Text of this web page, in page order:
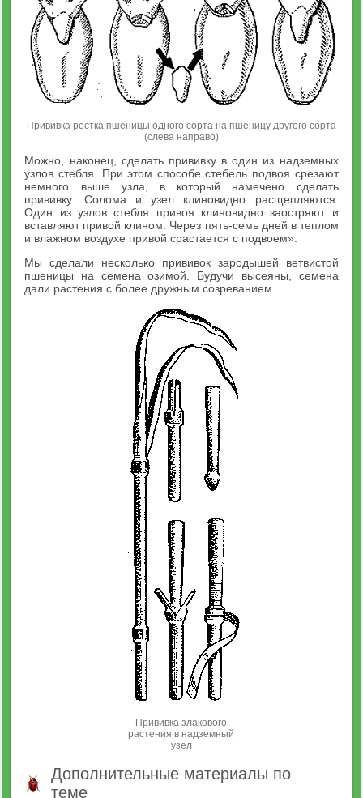
Прививка ростка пшеницы одного сорта на пшеницу другого сорта
(слева направо)
Можно, наконец, сделать прививку в один из надземных
узлов стебля. При этом способе стебель подвоя срезают
немного выше узла, в который намечено сделать
прививку. Солома и узел клиновидно расщепляются.
Один из узлов стебля привоя клиновидно заостряют и
вставляют привой клином. Через пять-семь дней в теплом
и влажном воздухе привой срастается с подвоем».
Мы сделали несколько прививок зародышей ветвистой
пшеницы на семена озимой. Будучи высеяны, семена
дали растения с более дружным созреванием.
Прививка злакового
растения в надземный
узел
Дополнительные материалы по
теме